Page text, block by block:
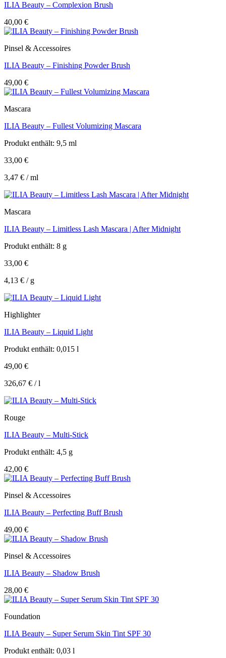
ILIA Beauty – Complexion Brush
40,00 €
Pinsel & Accessoires
ILIA Beauty – Finishing Powder Brush
49,00 €
Mascara
ILIA Beauty – Fullest Volumizing Mascara
Produkt enthält: 9,5 ml
33,00 €
3,47 € /ml
Mascara
ILIA Beauty – Limitless Lash Mascara | After Midnight
Produkt enthält: 8 g
33,00 €
4,13 € / g
Highlighter
ILIA Beauty – Liquid Light
Produkt enthält: 0,015 l
49,00 €
326,67 € /l
Rouge
ILIA Beauty – Multi-Stick
Produkt enthält: 4,5 g
42,00 €
Pinsel & Accessoires
ILIA Beauty – Perfecting Buff Brush
49,00 €
Pinsel & Accessoires
ILIA Beauty – Shadow Brush
28,00 €
Foundation
ILIA Beauty – Super Serum Skin Tint SPF 30
Produkt enthält: 0,03 l